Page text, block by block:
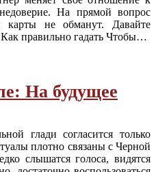
На прямой вопрос
не обманут. Давайте
правильно гадать Чтобы…
На будущее
глади согласится только
плотно связаны с Черной
слышатся голоса, видятся